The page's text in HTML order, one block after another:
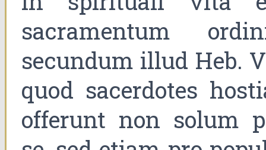
sacramentum
secundum illud Heb.
quod sacerdotes
offerunt non solum